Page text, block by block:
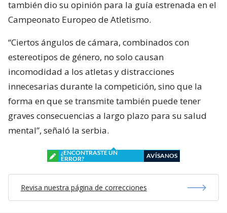
también dio su opinión para la guía estrenada en el
Campeonato Europeo de Atletismo.
“Ciertos ángulos de cámara, combinados con
estereotipos de género, no solo causan
incomodidad a los atletas y distracciones
innecesarias durante la competición, sino que la
forma en que se transmite también puede tener
graves consecuencias a largo plazo para su salud
mental”, señaló la serbia.
¿ENCONTRASTE UN
ERROR?
AVÍSANOS
Revisa nuestra página de correcciones